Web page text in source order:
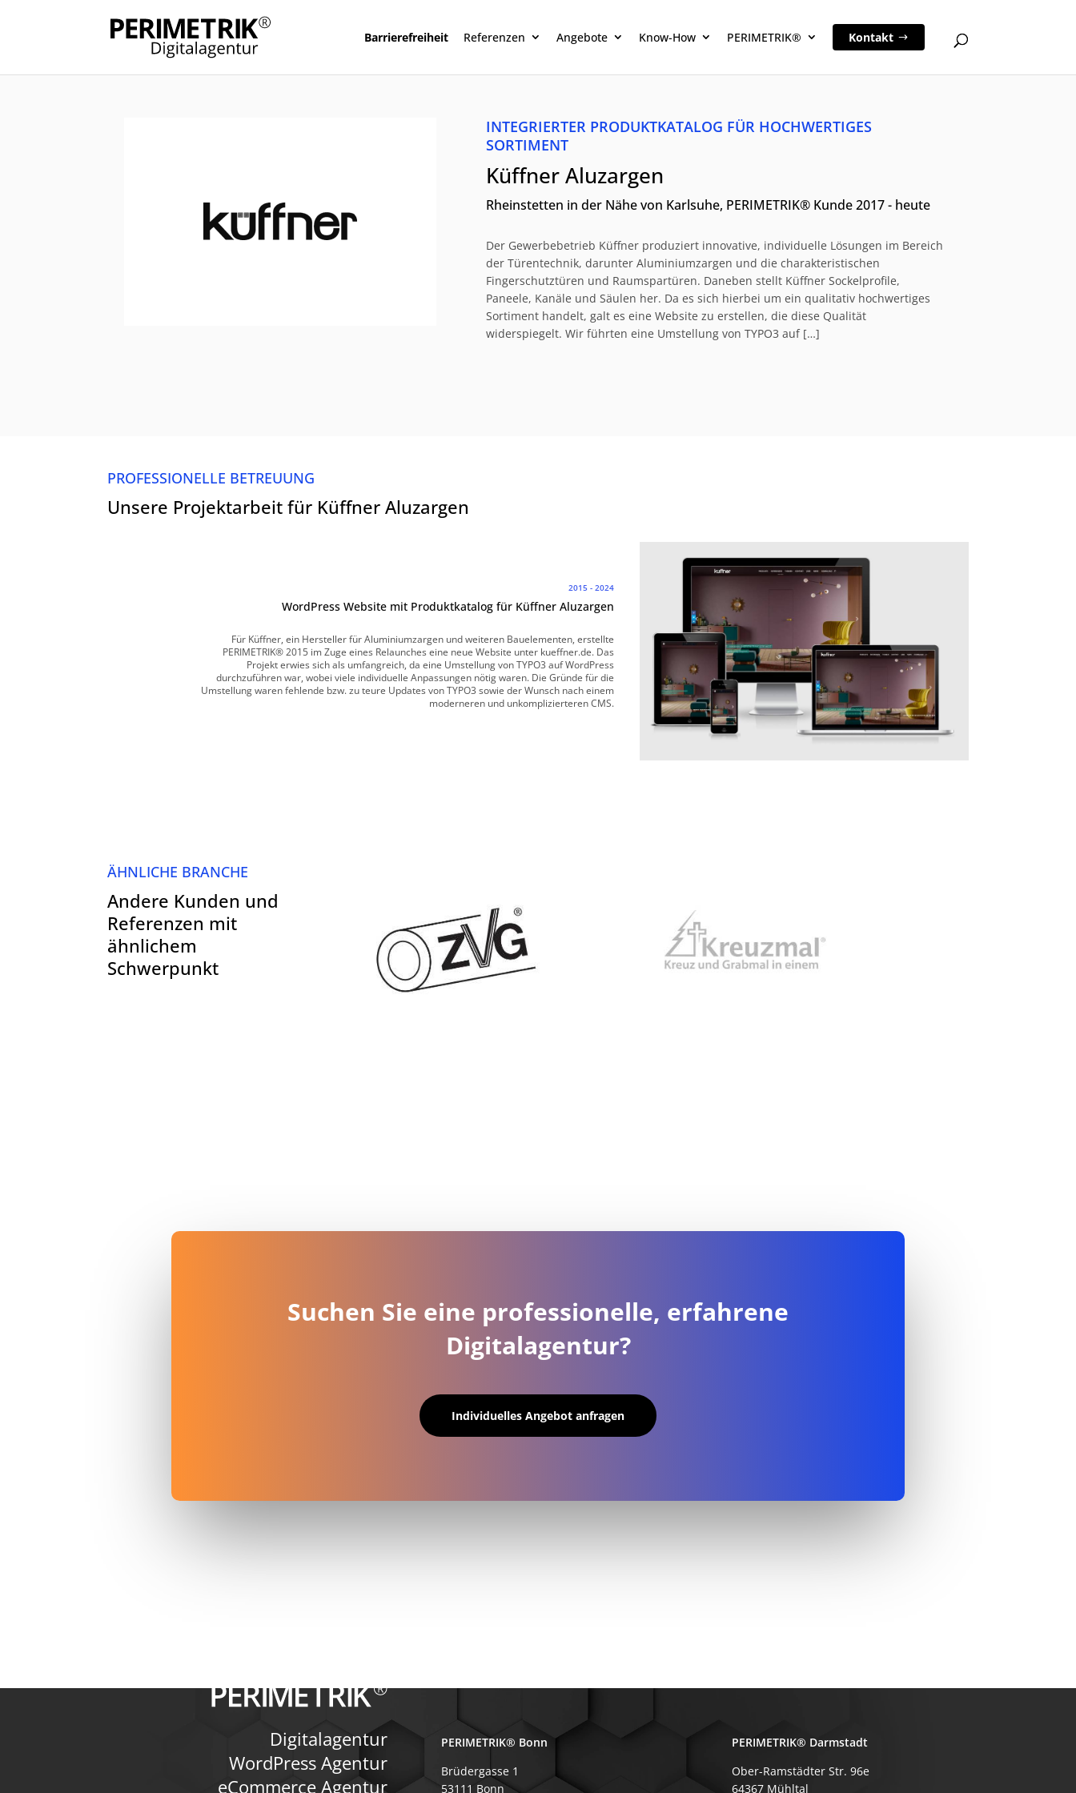
Barrierefreiheit Referenzen Angebote Know-How PERIMETRIK® Kontakt
INTEGRIERTER PRODUKTKATALOG FÜR HOCHWERTIGES
SORTIMENT
Küffner Aluzargen
Rheinstetten in der Nähe von Karlsuhe, PERIMETRIK® Kunde 2017 - heute
Der Gewerbebetrieb Küffner produziert innovative, individuelle Lösungen im Bereich
der Türentechnik, darunter Aluminiumzargen und die charakteristischen
Fingerschutztüren und Raumspartüren. Daneben stellt Küffner Sockelprofile,
Paneele, Kanäle und Säulen her. Da es sich hierbei um ein qualitativ hochwertiges
Sortiment handelt, galt es eine Website zu erstellen, die diese Qualität
widerspiegelt. Wir führten eine Umstellung von TYPO3 auf […]
PROFESSIONELLE BETREUUNG
Unsere Projektarbeit für Küffner Aluzargen
2015 - 2024
WordPress Website mit Produktkatalog für Küffner Aluzargen
Für Küffner, ein Hersteller für Aluminiumzargen und weiteren Bauelementen, erstellte
PERIMETRIK® 2015 im Zuge eines Relaunches eine neue Website unter kueffner.de. Das
Projekt erwies sich als umfangreich, da eine Umstellung von TYPO3 auf WordPress
durchzuführen war, wobei viele individuelle Anpassungen nötig waren. Die Gründe für die
Umstellung waren fehlende bzw. zu teure Updates von TYPO3 sowie der Wunsch nach einem
moderneren und unkomplizierteren CMS.
ÄHNLICHE BRANCHE
Andere Kunden und
Referenzen mit
ähnlichem
Schwerpunkt
ZVG, Troisdorf bei Köln KREUZMAL GmbH, Ringsheim
Suchen Sie eine professionelle, erfahrene
Digitalagentur?
Individuelles Angebot anfragen
Digitalagentur
WordPress Agentur
eCommerce Agentur
PERIMETRIK® Bonn
Brüdergasse 1
53111 Bonn
PERIMETRIK® Darmstadt
Ober-Ramstädter Str. 96e
64367 Mühltal